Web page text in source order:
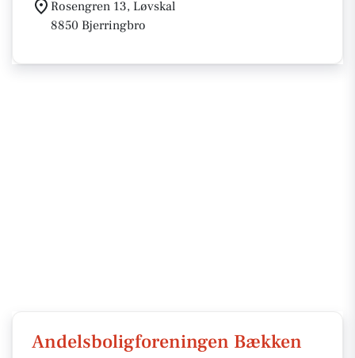
Rosengren 13, Løvskal
8850 Bjerringbro
Andelsboligforeningen Bækken